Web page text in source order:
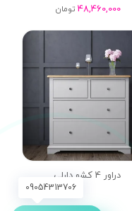
09054313706
48,460,000 تومان
دراور 4 کشو دارلی